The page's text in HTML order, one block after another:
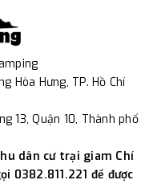
Hòa Hưng, TP. Hồ Chí
13, Quận 10, Thành phố
dân cư trại giam Chí
0382.811.221 để được